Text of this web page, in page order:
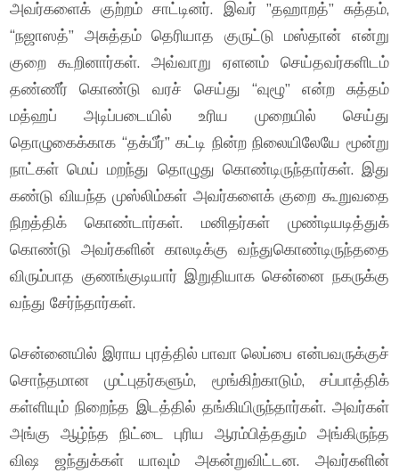
அவர்களைக் குற்றம் சாட்டினர். இவர் ”தஹாறத்” சுத்தம்,
“நஜாஸத்” அசுத்தம் தெரியாத குருட்டு மஸ்தான் என்று
குறை கூறினார்கள். அவ்வாறு ஏளனம் செய்தவர்களிடம்
தண்ணீர் கொண்டு வரச் செய்து “வுழூ” என்ற சுத்தம்
மத்ஹப் அடிப்படையில் உரிய முறையில் செய்து
தொழுகைக்காக “தக்பீர்” கட்டி நின்ற நிலையிலேயே மூன்று
நாட்கள் மெய் மறந்து தொழுது கொண்டிருந்தார்கள். இது
கண்டு வியந்த முஸ்லிம்கள் அவர்களைக் குறை கூறுவதை
நிறத்திக் கொண்டார்கள். மனிதர்கள் முண்டியடித்துக்
கொண்டு அவர்களின் காலடிக்கு வந்துகொண்டிருந்ததை
விரும்பாத குணங்குடியார் இறுதியாக சென்னை நகருக்கு
வந்து சேர்ந்தார்கள்.
சென்னையில் இராய புரத்தில் பாவா லெப்பை என்பவருக்குச்
சொந்தமான முட்புதர்களும், மூங்கிற்காடும், சப்பாத்திக்
கள்ளியும் நிறைந்த இடத்தில் தங்கியிருந்தார்கள். அவர்கள்
அங்கு ஆழ்ந்த நிட்டை புரிய ஆரம்பித்ததும் அங்கிருந்த
விஷ ஜந்துக்கள் யாவும் அகன்றுவிட்டன. அவர்களின்